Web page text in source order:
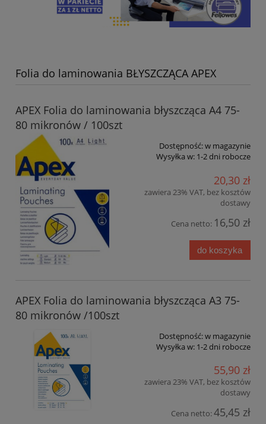
Folia do laminowania BŁYSZCZĄCA APEX
APEX Folia do laminowania błyszcząca A4 75-
80 mikronów / 100szt
Dostępność:w magazynie
Wysyłka w: 1-2 dni robocze
20,30 zł
zawiera 23% VAT, bez kosztów
dostawy
Cena netto: 16,50 zł
do koszyka
APEX Folia do laminowania błyszcząca A3 75-
80 mikronów /100szt
Dostępność:w magazynie
Wysyłka w: 1-2 dni robocze
55,90 zł
zawiera 23% VAT, bez kosztów
dostawy
Cena netto:45,45 zł